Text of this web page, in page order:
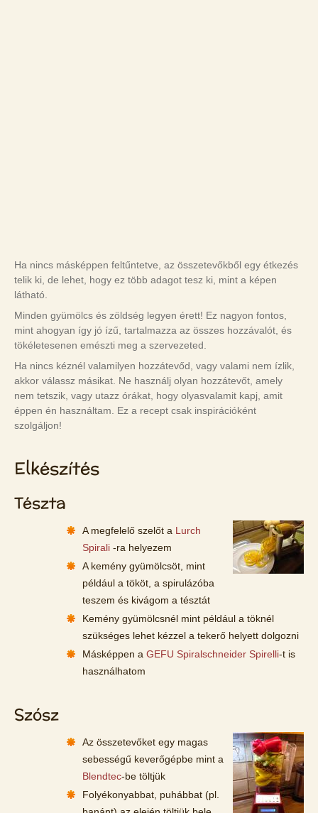
Ha nincs másképpen feltűntetve, az összetevőkből egy étkezés
telik ki, de lehet, hogy ez több adagot tesz ki, mint a képen
látható.
Minden gyümölcs és zöldség legyen érett! Ez nagyon fontos,
mint ahogyan így jó ízű, tartalmazza az összes hozzávalót, és
tökéletesenen emészti meg a szervezeted.
Ha nincs kéznél valamilyen hozzátevőd, vagy valami nem ízlik,
akkor válassz másikat. Ne használj olyan hozzátevőt, amely
nem tetszik, vagy utazz órákat, hogy olyasvalamit kapj, amit
éppen én használtam. Ez a recept csak inspirációként
szolgáljon!
Elkészítés
Tészta
A megfelelő szelőt a Lurch
Spirali -ra helyezem
A kemény gyümölcsöt, mint
például a tököt, a spirulázóba
teszem és kivágom a tésztát
Kemény gyümölcsnél mint például a töknél
szükséges lehet kézzel a tekerő helyett dolgozni
Másképpen a GEFU Spiralschneider Spirelli-t is
használhatom
Szósz
Az összetevőket egy magas
sebességű keverőgépbe mint a
Blendtec-be töltjük
Folyékonyabbat, puhábbat (pl.